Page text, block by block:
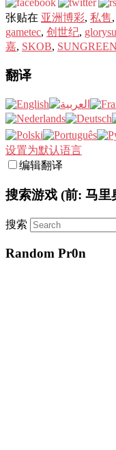
张贴在 亚洲博彩, 私售,
gametec, 创世纪,
嘉, SKOB, SUNGREEN
翻译
设置为默认语言
编辑翻译
搜索游戏 (前: 马里
搜索
Random Pr0n